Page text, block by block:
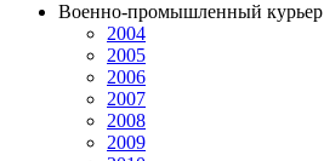
Военно-промышленный курьер
2004
2005
2006
2007
2008
2009